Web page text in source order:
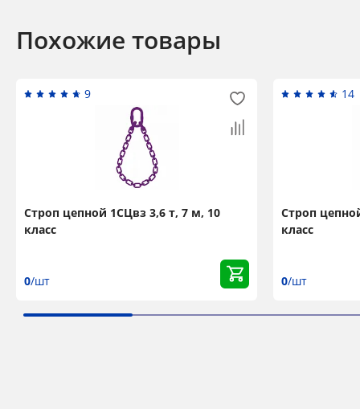
Похожие товары
9
Строп цепной 1СЦвз 3,6 т, 7 м, 10
класс
0/шт
14
Строп
класс
0/шт